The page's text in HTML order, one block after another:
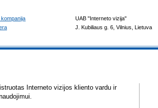
Interneto vizijos kliento vardu ir